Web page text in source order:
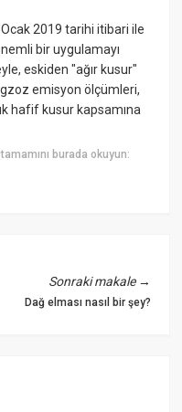
Ocak 2019 tarihi itibari ile
bir uygulamayı
eskiden "ağır kusur"
emisyon ölçümleri,
hafif kusur kapsamına
tamamını burada okuyun:
Sonraki makale→
Dağ elması nasıl bir şey?